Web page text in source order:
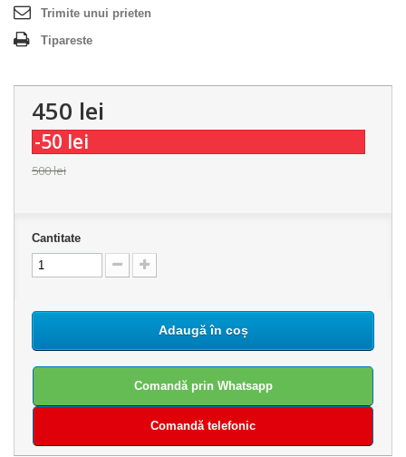
Trimite unui prieten
Tipareste
450 lei
-50 lei
500 lei
Cantitate
Adaugă în coș
Comandă prin Whatsapp
Comandă telefonic